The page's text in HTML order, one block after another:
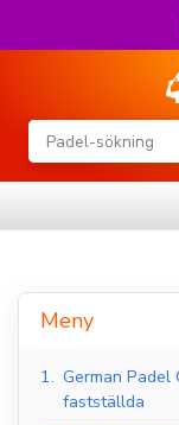
Meny
1. German
fastställda